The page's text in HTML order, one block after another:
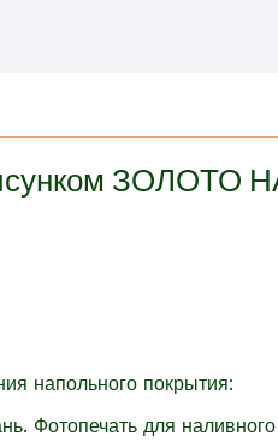
напольного покрытия:
Фотопечать для